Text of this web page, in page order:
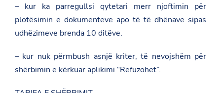
– kur ka parregullsi qytetari merr njoftimin për
plotësimin e dokumenteve apo të të dhënave sipas
udhëzimeve brenda 10 ditëve.
– kur nuk përmbush asnjë kriter, të nevojshëm për
shërbimin e kërkuar aplikimi “Refuzohet”.